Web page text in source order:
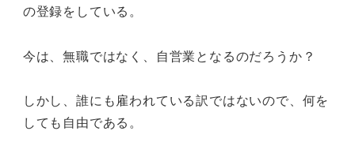
の登録をしている。
今は、無職ではなく、自営業となるのだろうか？
しかし、誰にも雇われている訳ではないので、何を
しても自由である。